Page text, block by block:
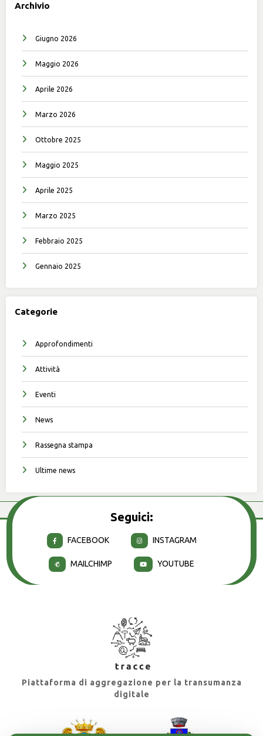
Archivio
Giugno 2026
Maggio 2026
Aprile 2026
Marzo 2026
Ottobre 2025
Maggio 2025
Aprile 2025
Marzo 2025
Febbraio 2025
Gennaio 2025
Categorie
Approfondimenti
Attività
Eventi
News
Rassegna stampa
Ultime news
Seguici:
FACEBOOK INSTAGRAM
MAILCHIMP YOUTUBE
Piattaforma di aggregazione per la transumanza
digitale